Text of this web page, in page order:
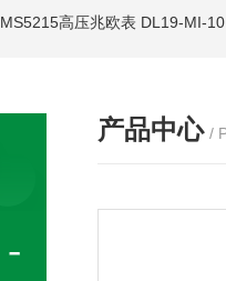
MS5215高压兆欧表 DL19-MI-
产品中心 /